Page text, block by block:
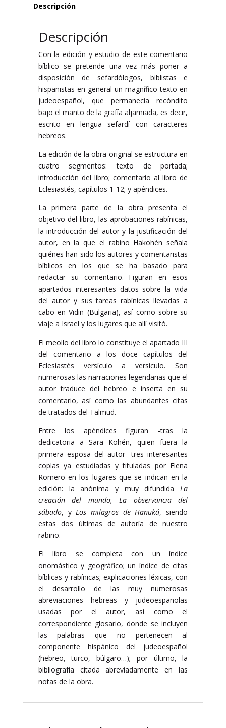
Eclesiastés
Hakohén
cantidad
Descripción
Descripción
Con la edición y estudio de este comentario
bíblico se pretende una vez más poner a
disposición de sefardólogos, biblistas e
hispanistas en general un magnífico texto en
judeoespañol, que permanecía recóndito
bajo el manto de la grafía aljamiada, es decir,
escrito en lengua sefardí con caracteres
hebreos.
La edición de la obra original se estructura en
cuatro segmentos: texto de portada;
introducción del libro; comentario al libro de
Eclesiastés, capítulos 1-12; y apéndices.
La primera parte de la obra presenta el
objetivo del libro, las aprobaciones rabínicas,
la introducción del autor y la justificación del
autor, en la que el rabino Hakohén señala
quiénes han sido los autores y comentaristas
bíblicos en los que se ha basado para
redactar su comentario. Figuran en esos
apartados interesantes datos sobre la vida
del autor y sus tareas rabínicas llevadas a
cabo en Vidin (Bulgaria), así como sobre su
viaje a Israel y los lugares que allí visitó.
El meollo del libro lo constituye el apartado III
del comentario a los doce capítulos del
Eclesiastés versículo a versículo. Son
numerosas las narraciones legendarias que el
autor traduce del hebreo e inserta en su
comentario, así como las abundantes citas
de tratados del Talmud.
Entre los apéndices figuran -tras la
dedicatoria a Sara Kohén, quien fuera la
primera esposa del autor- tres interesantes
coplas ya estudiadas y tituladas por Elena
Romero en los lugares que se indican en la
edición: la anónima y muy difundida La
creación del mundo; La observancia del
sábado, y Los milagros de Hanuká, siendo
estas dos últimas de autoría de nuestro
rabino.
El libro se completa con un índice
onomástico y geográfico; un índice de citas
bíblicas y rabínicas; explicaciones léxicas, con
el desarrollo de las muy numerosas
abreviaciones hebreas y judeoespañolas
usadas por el autor, así como el
correspondiente glosario, donde se incluyen
las palabras que no pertenecen al
componente hispánico del judeoespañol
(hebreo, turco, búlgaro…); por último, la
bibliografía citada abreviadamente en las
notas de la obra.